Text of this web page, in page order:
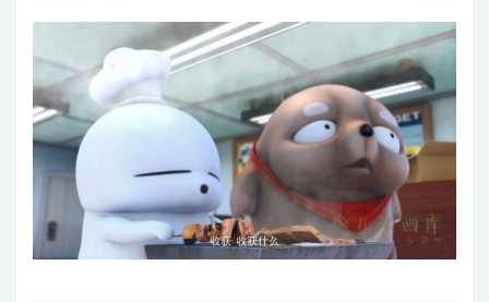
第48集 办卡还是适可而止吧
第49集 司机较劲是很危险的
第50集 洗脸和洗脚毛巾必须分开
第51集 吃甜吃咸？好吃就得了
第52集 中午吃什么是个大学问
第53集 员工们，不许偷懒
第54集 我也想做有男友力的硬汉啊
第55集 别当真，听听就好
第56集 是什么在让我努力工作